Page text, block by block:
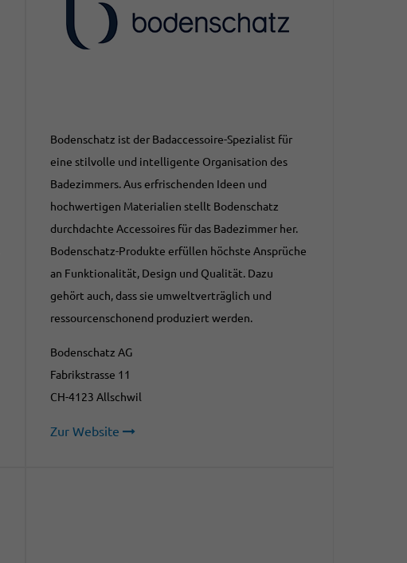
Bodenschatz ist der Badaccessoire-Spezialist für
eine stilvolle und intelligente Organisation des
Badezimmers. Aus erfrischenden Ideen und
hochwertigen Materialien stellt Bodenschatz
durchdachte Accessoires für das Badezimmer her.
Bodenschatz-Produkte erfüllen höchste Ansprüche
an Funktionalität, Design und Qualität. Dazu
gehört auch, dass sie umweltverträglich und
ressourcenschonend produziert werden.
Bodenschatz AG
Fabrikstrasse 11
CH-4123 Allschwil
Zur Website